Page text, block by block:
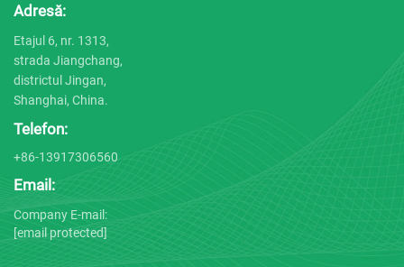
Adresă:
Etajul 6, nr. 1313,
strada Jiangchang,
districtul Jingan,
Shanghai, China.
Telefon:
+86-13917306560
Email:
Company E-mail:
[email protected]